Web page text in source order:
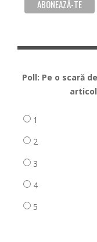
Poll: Pe o scară
1
2
3
4
5